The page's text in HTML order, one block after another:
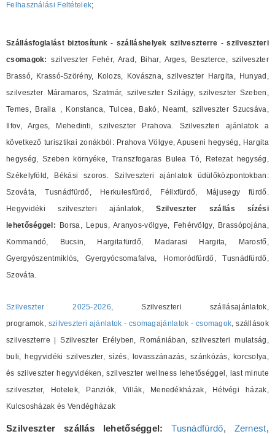
Felhasználási Feltételek;
Szállásfoglalást biztosítunk - szálláshelyek szilveszterre - szilveszteri
csomagok: szilveszter Fehér, Arad, Bihar, Arges, Beszterce, szilveszter
Brassó, Krassó-Szörény, Kolozs, Kovászna, szilveszter Hargita, Hunyad,
szilveszter Máramaros, Szatmár, szilveszter Szilágy, szilveszter Szeben,
Temes, Braila , Konstanca, Tulcea, Bakó, Neamt, szilveszter Szucsáva,
Ilfov, Arges, Mehedinti, szilveszter Prahova. Szilveszteri ajánlatok a
következő turisztikai zonákból: Prahova Völgye, Apuseni hegység, Hargita
hegység, Szeben környéke, Transzfogaras Bulea Tó, Retezat hegység,
Székelyföld, Békási szoros. Szilveszteri ajánlatok üdülőközpontokban:
Szováta, Tusnádfürdő, Herkulesfürdő, Félixfürdő, Májusegy fürdő.
Hegyvidéki szilveszteri ajánlatok,Szilveszter szállás sízési
lehetőséggel: Borsa, Lepus, Aranyos-völgye, Fehérvölgy, Brassópojána,
Kommandó, Bucsin, Hargitafürdő, Madarasi Hargita, Marosfő,
Gyergyószentmiklós, Gyergyócsomafalva, Homoródfürdő, Tusnádfürdő,
Szováta.
Szilveszter 2025-2026, Szilveszteri szállásajánlatok,
programok, szilveszteri ajánlatok - csomagajánlatok - csomagok, szállások
szilveszterre | Szilveszter Erélyben, Romániában, szilveszteri mulatság,
buli, hegyvidéki szilveszter, sízés, lovasszánazás, szánkózás, korcsolya,
és szilveszter hegyvidéken, szilveszter wellness lehetőséggel, last minute
szilveszter, Hotelek, Panziók, Villák, Menedékházak, Hétvégi házak,
Kulcsosházak és Vendégházak
Szilveszter szállás lehetőséggel: Tusnádfürdő, Zernest,